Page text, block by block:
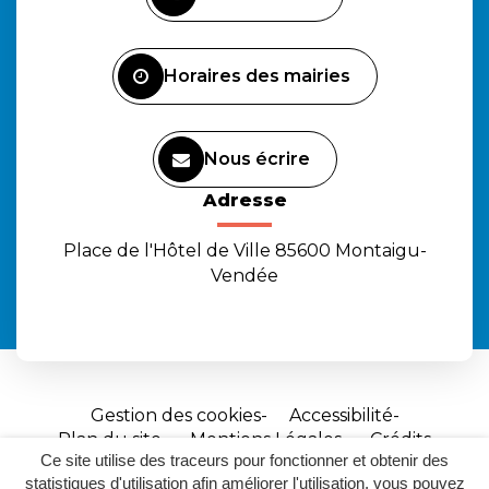
Ce site utilise des traceurs pour fonctionner et obtenir des
statistiques d'utilisation afin améliorer l'utilisation, vous pouvez
comptecomptechaîne
Horaires des mairies
Nous écrire
Adresse
Place de l'Hôtel de Ville 85600 Montaigu-
Vendée
Gestion des cookies
Accessibilité
Plan du site
Mentions Légales
Crédits
Site